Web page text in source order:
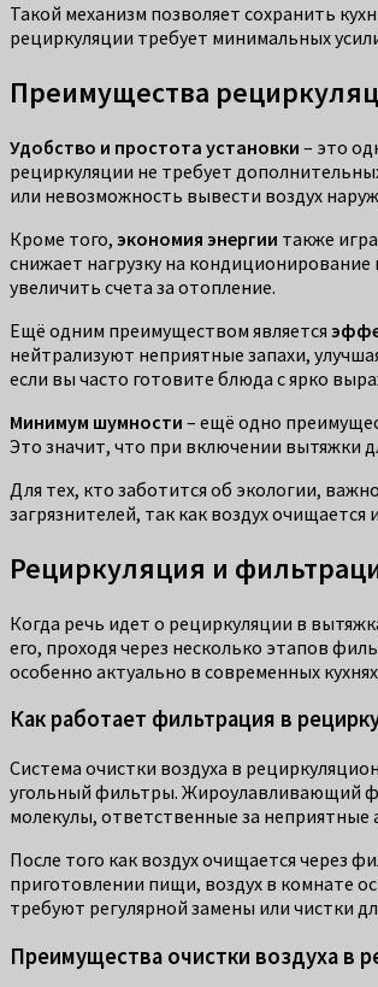
Такой механизм позволяет сохранить
рециркуляции требует минимальных
Преимущества
Удобство и простота установки – это
рециркуляции не требует
или невозможность вывести воздух
Кроме того, экономия энергии также
снижает нагрузку на
увеличить счета за отопление.
Ещё одним преимуществом является
нейтрализуют неприятные запахи,
если вы часто готовите блюда с ярко
Минимум шумности – ещё одно
Это значит, что при включении вытяжки
Для тех, кто заботится об экологии,
загрязнителей, так как воздух
Рециркуляция и
Когда речь идет о рециркуляции в
его, проходя через несколько этапов
особенно актуально в современных
Как работает фильтрация в
Система очистки воздуха в
угольный фильтры. Жироулавливающий
молекулы, ответственные за неприятные
После того как воздух очищается через
приготовлении пищи, воздух в комнате
требуют регулярной замены или чистки
Преимущества очистки воздуха в